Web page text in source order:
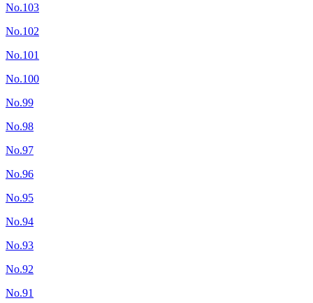
No.103
No.102
No.101
No.100
No.99
No.98
No.97
No.96
No.95
No.94
No.93
No.92
No.91